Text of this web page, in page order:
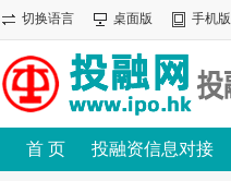
切换语言 桌面版 手机版
首 页 投融资信息对接